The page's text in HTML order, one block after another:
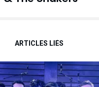
ARTICLES LIÉS